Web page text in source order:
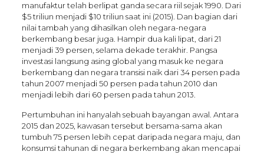
manufaktur telah berlipat ganda secara riil sejak 1990. Dari
$5 triliun menjadi $10 triliun saat ini (2015). Dan bagian dari
nilai tambah yang dihasilkan oleh negara-negara
berkembang besar juga. Hampir dua kali lipat, dari 21
menjadi 39 persen, selama dekade terakhir. Pangsa
investasi langsung asing global yang masuk ke negara
berkembang dan negara transisi naik dari 34 persen pada
tahun 2007 menjadi 50 persen pada tahun 2010 dan
menjadi lebih dari 60 persen pada tahun 2013.
Pertumbuhan ini hanyalah sebuah bayangan awal. Antara
2015 dan 2025, kawasan tersebut bersama-sama akan
tumbuh 75 persen lebih cepat daripada negara maju, dan
konsumsi tahunan di negara berkembang akan mencapai